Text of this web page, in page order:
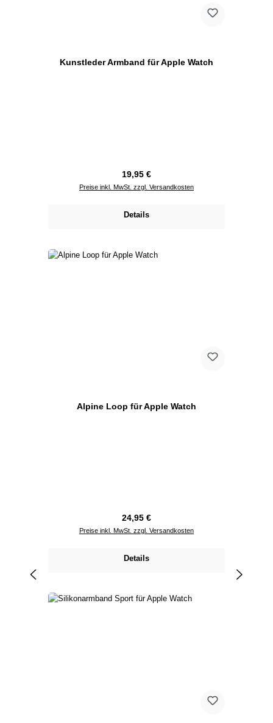
Kunstleder Armband für Apple Watch
Regulärer Preis:
19,95 €
Preise inkl. MwSt. zzgl. Versandkosten
Details
Alpine Loop für Apple Watch
Regulärer Preis:
24,95 €
Preise inkl. MwSt. zzgl. Versandkosten
Details